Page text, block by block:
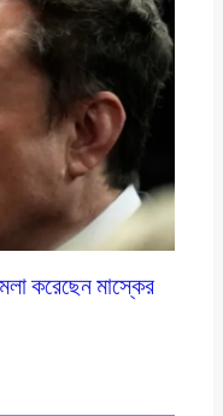
করেছেন মাস্কের